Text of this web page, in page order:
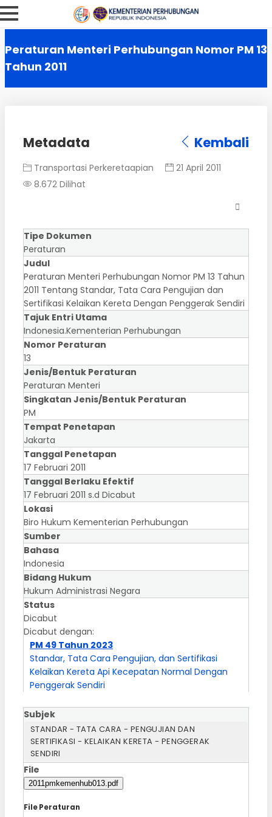
Peraturan Menteri Perhubungan Nomor PM 13
Tahun 2011
Metadata Kembali
Transportasi Perkeretaapian
21 April 2011
8.672 Dilihat
Tipe Dokumen
Peraturan
Judul
Peraturan Menteri Perhubungan Nomor PM 13 Tahun
2011 Tentang Standar, Tata Cara Pengujian dan
Sertifikasi Kelaikan Kereta Dengan Penggerak Sendiri
Tajuk Entri Utama
Indonesia.Kementerian Perhubungan
Nomor Peraturan
13
Jenis/Bentuk Peraturan
Peraturan Menteri
Singkatan Jenis/Bentuk Peraturan
PM
Tempat Penetapan
Jakarta
Tanggal Penetapan
17 Februari 2011
Tanggal Berlaku Efektif
17 Februari 2011 s.d Dicabut
Lokasi
Biro Hukum Kementerian Perhubungan
Sumber
Bahasa
Indonesia
Bidang Hukum
Hukum Administrasi Negara
Status
Dicabut
Dicabut dengan:
PM 49 Tahun 2023
Standar, Tata Cara Pengujian, dan Sertifikasi
Kelaikan Kereta Api Kecepatan Normal Dengan
Penggerak Sendiri
Subjek
STANDAR - TATA CARA - PENGUJIAN DAN
SERTIFIKASI - KELAIKAN KERETA - PENGGERAK
SENDIRI
File
2011pmkemenhub013.pdf
File Peraturan